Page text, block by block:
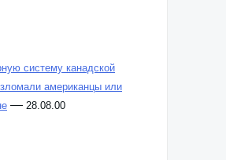
систему канадской
американцы или